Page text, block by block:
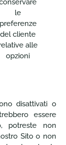
le
preferenze
del cliente
alle
opzioni
disattivati o
essere
potreste non
Sito o non